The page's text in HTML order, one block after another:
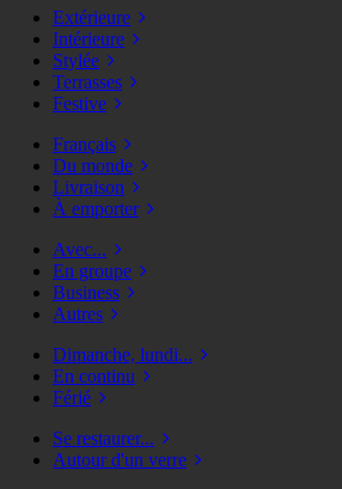
Extérieure
Intérieure
Stylée
Terrasses
Festive
Français
Du monde
Livraison
À emporter
Avec...
En groupe
Business
Autres
Dimanche, lundi...
En continu
Férié
Se restaurer...
Autour d'un verre